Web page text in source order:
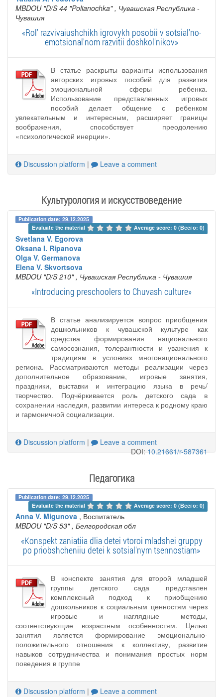
MBDOU "D/S 44 "Polianochka" , Чувашская Республика -
Чувашия
«Rol' razvivaiushchikh igrovykh posobii v sotsial'no-
emotsional'nom razvitii doshkol'nikov»
В статье раскрыты варианты использования
авторских игровых пособий для развития
эмоциональной сферы ребенка.
Использование представленных игровых
пособий делает общение с ребенком
увлекательным и интересным, расширяет границы
воображения, способствует преодолению
«психологической инерции».
Discussion platform | Leave a comment
Культурология и искусствоведение
Publication date: 29.12.2025
Evaluate the material
Average score: 0 (Всего: 0)
Svetlana V. Egorova
Oksana I. Ripanova
Olga V. Germanova
Elena V. Skvortsova
MBDOU "D/S 210" , Чувашская Республика - Чувашия
«Introducing preschoolers to Chuvash culture»
В статье анализируется вопрос приобщения
дошкольников к чувашской культуре как
средства формирования национального
самосознания, толерантности и уважения к
традициям в условиях многонационального
региона. Рассматриваются методы реализации через
дополнительное образование, игровые занятия,
праздники, выставки и интеграцию языка в речь/
творчество. Подчёркивается роль детского сада в
сохранении наследия, развитии интереса к родному краю
и гармоничной социализации.
Discussion platform |
Leave a comment
DOI:10.21661/r-587361
Педагогика
Publication date: 29.12.2025
Evaluate the material
Average score: 0 (Всего: 0)
Anna V. Migunova , Воспитатель
MBDOU "D/S 53" , Белгородская обл
«Konspekt zaniatiia dlia detei vtoroi mladshei gruppy
po priobshcheniiu detei k sotsial'nym tsennostiam»
В конспекте занятия для второй младшей
группы детского сада представлен
комплексный подход к приобщению
дошкольников к социальным ценностям через
игровые и наглядные методы,
соответствующие возрастным особенностям. Целью
занятия является формирование эмоционально-
положительного отношения к коллективу, развитие
навыков сотрудничества и понимания простых норм
поведения в группе
Discussion platform | Leave a comment